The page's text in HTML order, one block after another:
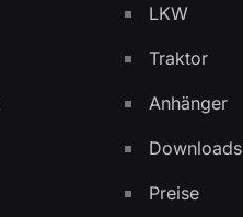
LKW
Traktor
Anhänger
Downloads
Preise